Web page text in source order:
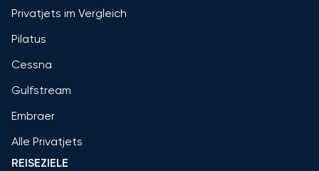
Privatjets im Vergleich
Pilatus
Cessna
Gulfstream
Embraer
Alle Privatjets
REISEZIELE